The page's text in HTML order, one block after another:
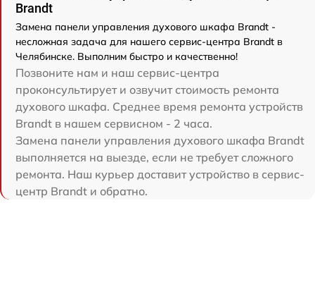
Brandt
Замена панели управления духового шкафа Brandt -
несложная задача для нашего сервис-центра Brandt в
Челябинске. Выполним быстро и качественно!
Позвоните нам и наш сервис-центра
проконсультирует и озвучит стоимость ремонта
духового шкафа. Среднее время ремонта устройств
Brandt в нашем сервисном - 2 часа.
Замена панели управления духового шкафа Brandt
выполняется на выезде, если не требует сложного
ремонта. Наш курьер доставит устройство в сервис-
центр Brandt и обратно.